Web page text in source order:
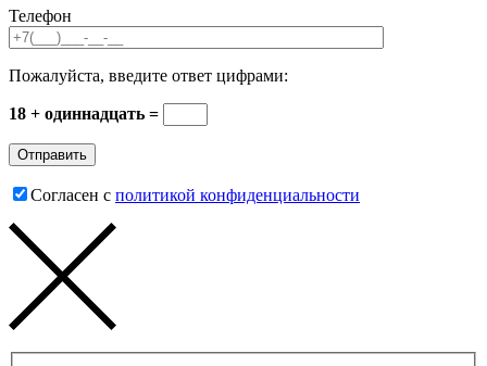
Телефон
Пожалуйста, введите ответ цифрами:
18 + одиннадцать =
Согласен с политикой конфиденциальности